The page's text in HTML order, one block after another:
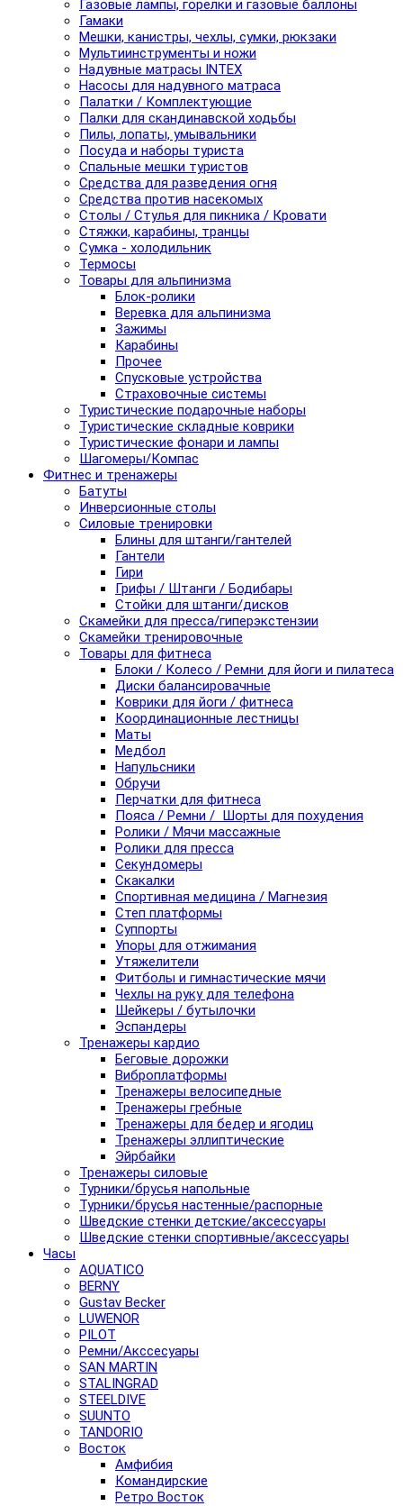
Газовые лампы, горелки и газовые баллоны
Гамаки
Мешки, канистры, чехлы, сумки, рюкзаки
Мультиинструменты и ножи
Надувные матрасы INTEX
Насосы для надувного матраса
Палатки / Комплектующие
Палки для скандинавской ходьбы
Пилы, лопаты, умывальники
Посуда и наборы туриста
Спальные мешки туристов
Средства для разведения огня
Средства против насекомых
Столы / Стулья для пикника / Кровати
Стяжки, карабины, транцы
Сумка - холодильник
Термосы
Товары для альпинизма
Блок-ролики
Веревка для альпинизма
Зажимы
Карабины
Прочее
Спусковые устройства
Страховочные системы
Туристические подарочные наборы
Туристические складные коврики
Туристические фонари и лампы
Шагомеры/Компас
Фитнес и тренажеры
Батуты
Инверсионные столы
Силовые тренировки
Блины для штанги/гантелей
Гантели
Гири
Грифы / Штанги / Бодибары
Стойки для штанги/дисков
Скамейки для пресса/гиперэкстензии
Скамейки тренировочные
Товары для фитнеса
Блоки / Колесо / Ремни для йоги и пилатеса
Диски балансировачные
Коврики для йоги / фитнеса
Координационные лестницы
Маты
Медбол
Напульсники
Обручи
Перчатки для фитнеса
Пояса / Ремни / Шорты для похудения
Ролики / Мячи массажные
Ролики для пресса
Секундомеры
Скакалки
Спортивная медицина / Магнезия
Степ платформы
Суппорты
Упоры для отжимания
Утяжелители
Фитболы и гимнастические мячи
Чехлы на руку для телефона
Шейкеры / бутылочки
Эспандеры
Тренажеры кардио
Беговые дорожки
Виброплатформы
Тренажеры велосипедные
Тренажеры гребные
Тренажеры для бедер и ягодиц
Тренажеры эллиптические
Эйрбайки
Тренажеры силовые
Турники/брусья напольные
Турники/брусья настенные/распорные
Шведские стенки детские/аксессуары
Шведские стенки спортивные/аксессуары
Часы
AQUATICO
BERNY
Gustav Becker
LUWENOR
PILOT
Pемни/Акссесуары
SAN MARTIN
STALINGRAD
STEELDIVE
SUUNTO
TANDORIO
Восток
Амфибия
Командирские
Ретро Восток